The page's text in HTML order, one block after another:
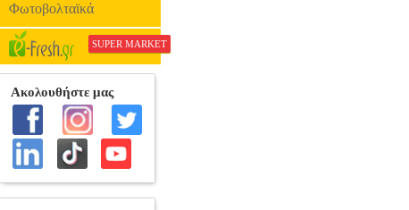
Φωτοβολταϊκά
SUPER MARKET